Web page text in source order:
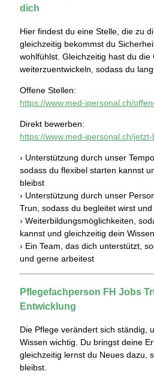
dich
Hier findest du eine Stelle, die zu
gleichzeitig bekommst du
wohlfühlst. Gleichzeitig hast du die
weiterzuentwickeln, sodass du
Offene Stellen:
https://www.med-ipersonal.ch/
Direkt bewerben:
https://www.med-ipersonal.ch/
› Unterstützung durch unser
sodass du flexibel starten kannst
bleibst
› Unterstützung durch unser
Trun, sodass du begleitet wirst
› Weiterbildungsmöglichkeiten,
kannst und gleichzeitig dein
› Ein Team, das dich unterstützt,
und gerne arbeitest
Pflegefachperson FH Jobs
Entwicklung
Die Pflege verändert sich ständig,
Wissen wichtig. Du bringst deine
gleichzeitig lernst du Neues dazu,
bleibst.